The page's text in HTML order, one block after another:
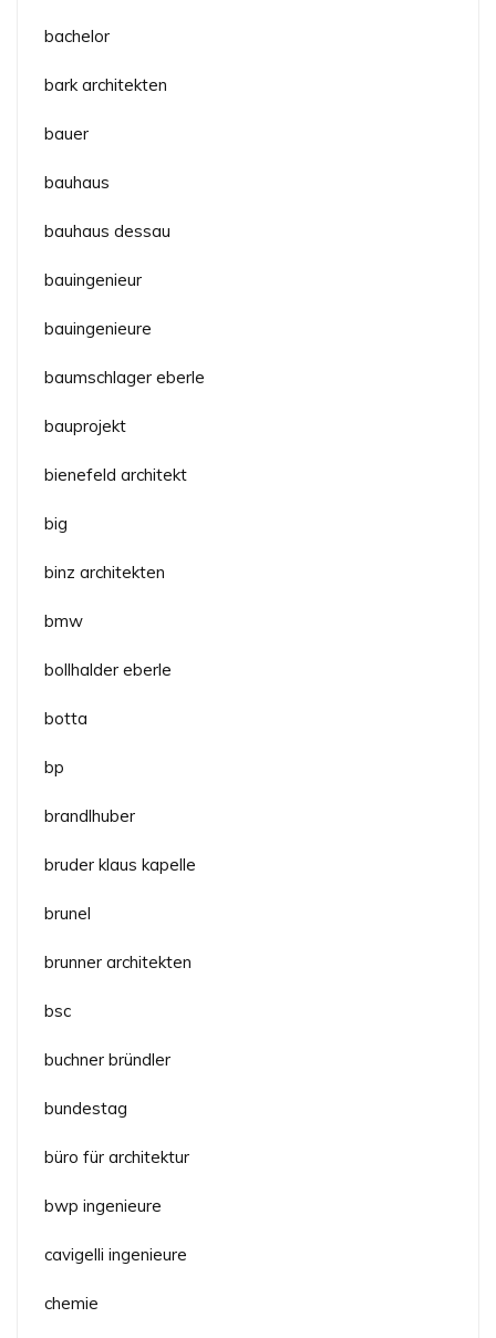
bachelor
bark architekten
bauer
bauhaus
bauhaus dessau
bauingenieur
bauingenieure
baumschlager eberle
bauprojekt
bienefeld architekt
big
binz architekten
bmw
bollhalder eberle
botta
bp
brandlhuber
bruder klaus kapelle
brunel
brunner architekten
bsc
buchner bründler
bundestag
büro für architektur
bwp ingenieure
cavigelli ingenieure
chemie